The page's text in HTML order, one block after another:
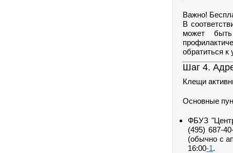
Важно!
В
может
обратиться к
Шаг 4.
Клещи
Основные
ФБУЗ
(495) 687-
(обычно с
16:00-1.